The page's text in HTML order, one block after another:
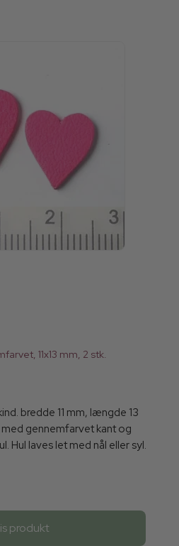
11x13 mm, 2 stk.
bredde 11 mm, længde 13
med gennemfarvet kant og
Hul laves let med nål eller syl.
produkt